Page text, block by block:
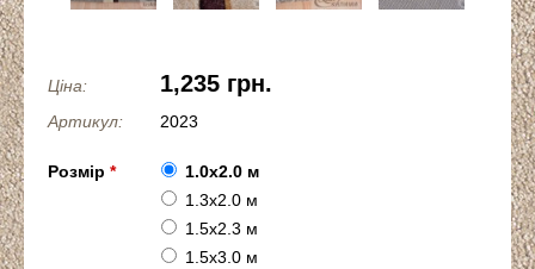
Ціна: 1,235 грн.
Артикул: 2023
Розмір *
1.0x2.0 м
1.3x2.0 м
1.5x2.3 м
1.5x3.0 м